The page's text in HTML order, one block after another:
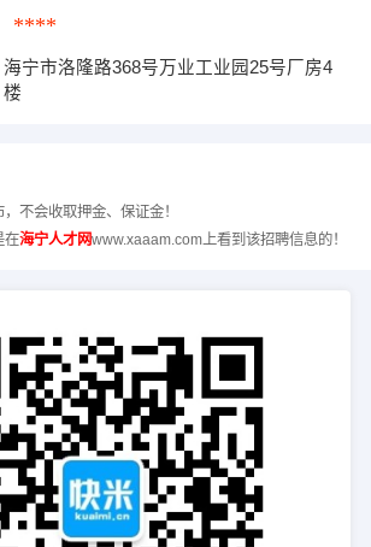
****
海宁市洛隆路368号万业工业园25号厂房4
楼
不会收取押金、保证金！
在海宁人才网www.xaaam.com上看到该招聘信息的！